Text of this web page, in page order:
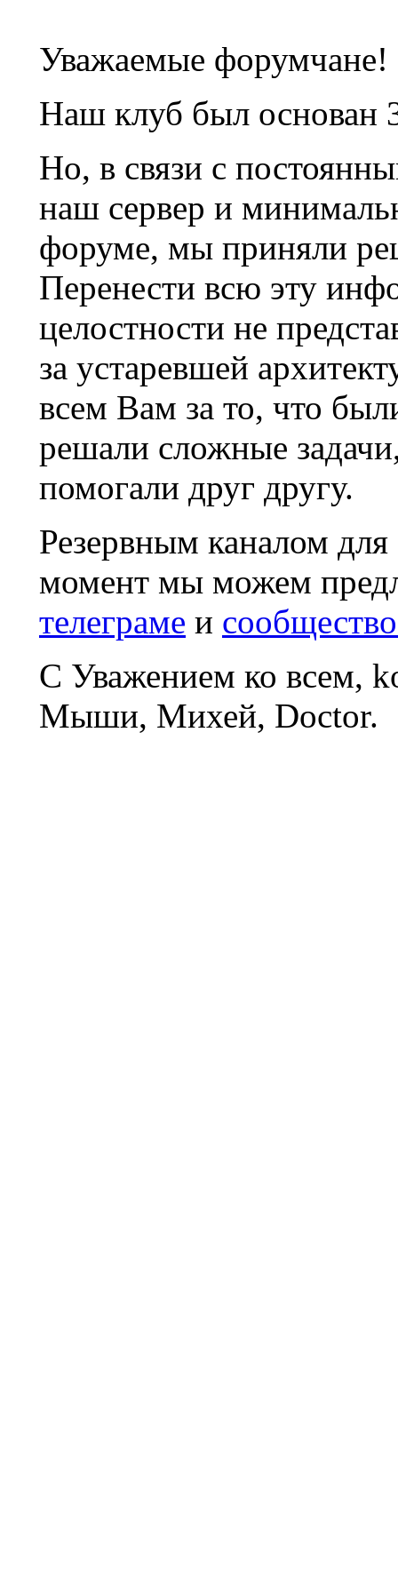
Уважаемые форумчане!
Наш клуб был основан
Но, в связи с
наш сервер и
форуме, мы приняли
Перенести всю эту
целостности не
за устаревшей
всем Вам за то, что
решали сложные
помогали друг другу.
Резервным каналом
момент мы можем
телеграме и
С Уважением ко всем,
Мыши, Михей, Doctor.